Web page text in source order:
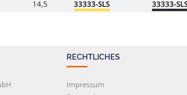
14,5
33333-SLS 33333-
RECHTLICHES
Impressum